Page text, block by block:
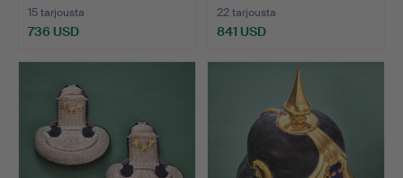
15 tarjousta
736 USD
22 tarjousta
841 USD